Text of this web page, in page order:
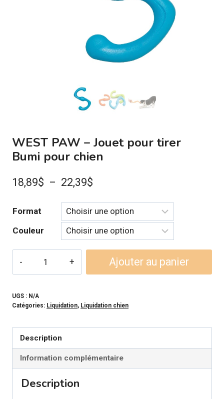
WEST PAW – Jouet pour tirer
Bumi pour chien
18,89$ – 22,39$
prix :
18,89$
à
22,39$
Format
Couleur
PAW
-
pour
tirer
pour
Ajouter au panier
UGS : N/A
Catégories: Liquidation, Liquidation chien
Description
Information complémentaire
Description